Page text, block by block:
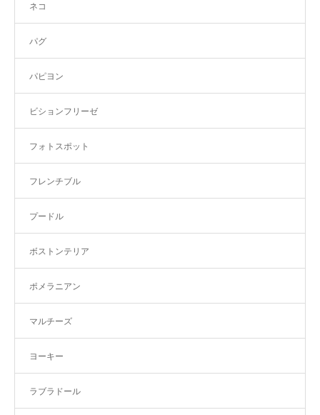
ネコ
パグ
パピヨン
ビションフリーゼ
フォトスポット
フレンチブル
プードル
ボストンテリア
ポメラニアン
マルチーズ
ヨーキー
ラブラドール